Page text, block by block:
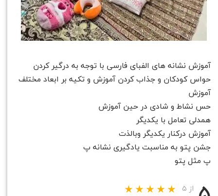
آموزش نشانه های الفبای فارسی با توجه به درگیر کردن
حواس کودکان و جذاب کردن آموزش و تکیه بر ابعاد مختلف
آموزش
حس نشاط و شادی در حین آموزش
همدلی تعامل با یکدیگر
آموزش درکنار یکدیگر وبالذت
جشن پتو به مناسبت یادگیری نشانه پ
پ مثل پتو
از ۵